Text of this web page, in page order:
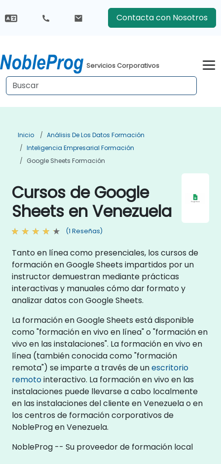
Contacta con Nosotros
Servicios Corporativos
Inicio
Análisis De Los Datos Formación
Inteligencia Empresarial Formación
Google Sheets Formación
Cursos de Google
Sheets en Venezuela
(1 Reseñas)
Tanto en línea como presenciales, los cursos de
formación en Google Sheets impartidos por un
instructor demuestran mediante prácticas
interactivas y manuales cómo dar formato y
analizar datos con Google Sheets.
La formación en Google Sheets está disponible
como "formación en vivo en línea" o "formación en
vivo en las instalaciones". La formación en vivo en
línea (también conocida como "formación
remota") se imparte a través de unescritorio
remotointeractivo. La formación en vivo en las
instalaciones puede llevarse a cabo localmente
en las instalaciones del cliente en Venezuela o en
los centros de formación corporativos de
NobleProg en Venezuela.
NobleProg -- Su proveedor de formación local